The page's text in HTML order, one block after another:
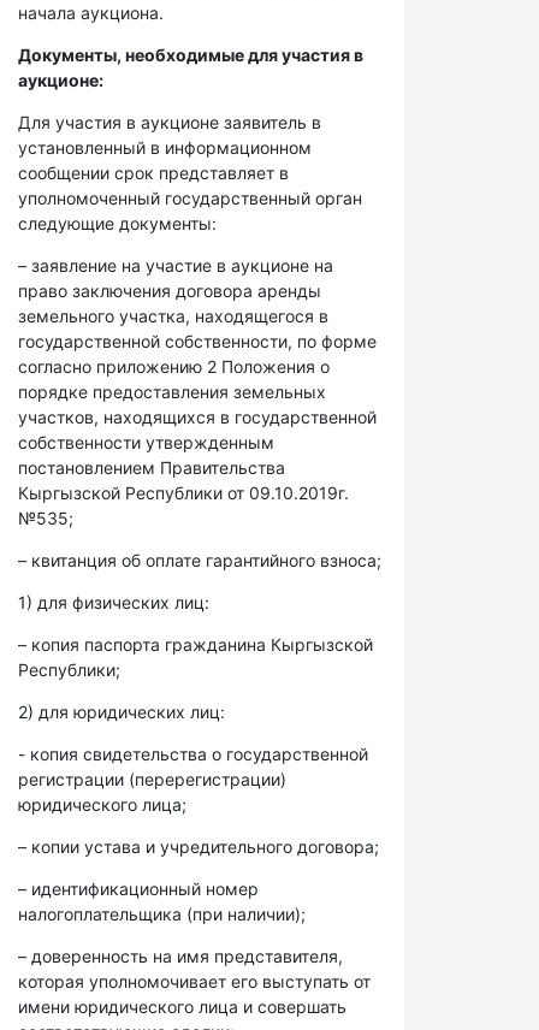
начала аукциона.
Документы, необходимые для участия в
аукционе:
Для участия в аукционе заявитель в
установленный в информационном
сообщении срок представляет в
уполномоченный государственный орган
следующие документы:
– заявление на участие в аукционе на
право заключения договора аренды
земельного участка, находящегося в
государственной собственности, по форме
согласно приложению 2 Положения о
порядке предоставления земельных
участков, находящихся в государственной
собственности утвержденным
постановлением Правительства
Кыргызской Республики от 09.10.2019г.
№535;
– квитанция об оплате гарантийного взноса;
1) для физических лиц:
– копия паспорта гражданина Кыргызской
Республики;
2) для юридических лиц:
- копия свидетельства о государственной
регистрации (перерегистрации)
юридического лица;
– копии устава и учредительного договора;
– идентификационный номер
налогоплательщика (при наличии);
– доверенность на имя представителя,
которая уполномочивает его выступать от
имени юридического лица и совершать